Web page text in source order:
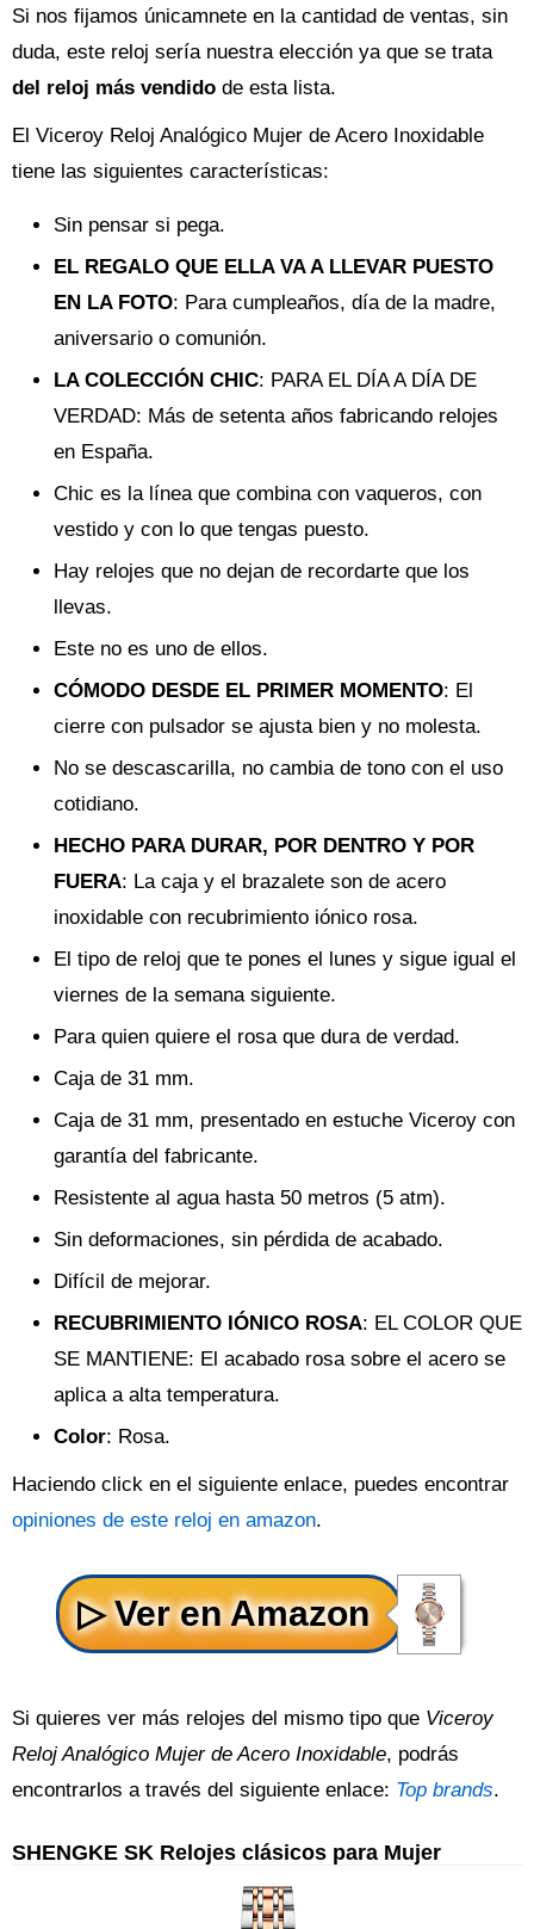
Si nos fijamos únicamnete en la cantidad de ventas, sin
duda, este reloj sería nuestra elección ya que se trata
del reloj más vendido de esta lista.
El Viceroy Reloj Analógico Mujer de Acero Inoxidable
tiene las siguientes características:
Sin pensar si pega.
EL REGALO QUE ELLA VA A LLEVAR PUESTO
EN LA FOTO: Para cumpleaños, día de la madre,
aniversario o comunión.
LA COLECCIÓN CHIC: PARA EL DÍA A DÍA DE
VERDAD: Más de setenta años fabricando relojes
en España.
Chic es la línea que combina con vaqueros, con
vestido y con lo que tengas puesto.
Hay relojes que no dejan de recordarte que los
llevas.
Este no es uno de ellos.
CÓMODO DESDE EL PRIMER MOMENTO: El
cierre con pulsador se ajusta bien y no molesta.
No se descascarilla, no cambia de tono con el uso
cotidiano.
HECHO PARA DURAR, POR DENTRO Y POR
FUERA: La caja y el brazalete son de acero
inoxidable con recubrimiento iónico rosa.
El tipo de reloj que te pones el lunes y sigue igual el
viernes de la semana siguiente.
Para quien quiere el rosa que dura de verdad.
Caja de 31 mm.
Caja de 31 mm, presentado en estuche Viceroy con
garantía del fabricante.
Resistente al agua hasta 50 metros (5 atm).
Sin deformaciones, sin pérdida de acabado.
Difícil de mejorar.
RECUBRIMIENTO IÓNICO ROSA: EL COLOR QUE
SE MANTIENE: El acabado rosa sobre el acero se
aplica a alta temperatura.
Color: Rosa.
Haciendo click en el siguiente enlace, puedes encontrar
opiniones de este reloj en amazon.
Si quieres ver más relojes del mismo tipo que Viceroy
Reloj Analógico Mujer de Acero Inoxidable, podrás
encontrarlos a través del siguiente enlace: Top brands.
SHENGKE SK Relojes clásicos para Mujer